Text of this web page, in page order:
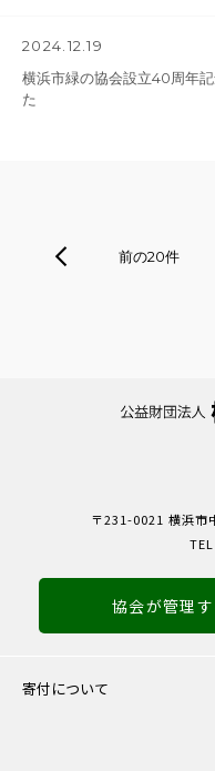
2024.12.19
横浜市緑の協会設立40周年
た
前の20件
〒231-0021 横浜市
協会が管理
寄付について